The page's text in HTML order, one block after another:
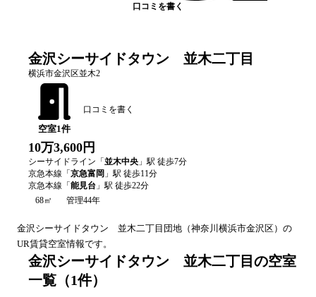
口コミを書く
金沢シーサイドタウン 並木二丁目
横浜市金沢区並木2
空室1件
口コミを書く
10万3,600円
シーサイドライン 「 並木中央 」駅 徒歩7分
京急本線 「 京急富岡 」駅 徒歩11分
京急本線 「 能見台 」駅 徒歩22分
68㎡
管理44年
金沢シーサイドタウン 並木二丁目 団地（神奈川 横浜市金沢区）の
UR賃貸空室情報です。
金沢シーサイドタウン 並木二丁目の空室
一覧 （1件）